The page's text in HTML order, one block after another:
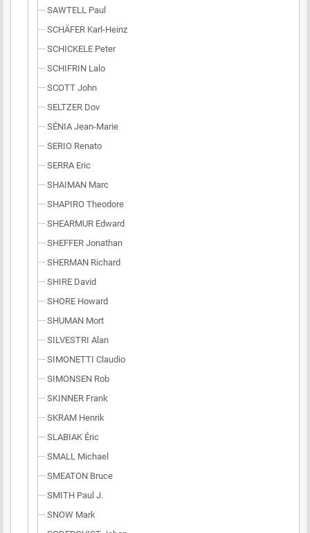
SAWTELL Paul
SCHÄFER Karl-Heinz
SCHICKELE Peter
SCHIFRIN Lalo
SCOTT John
SELTZER Dov
SÉNIA Jean-Marie
SERIO Renato
SERRA Eric
SHAIMAN Marc
SHAPIRO Theodore
SHEARMUR Edward
SHEFFER Jonathan
SHERMAN Richard
SHIRE David
SHORE Howard
SHUMAN Mort
SILVESTRI Alan
SIMONETTI Claudio
SIMONSEN Rob
SKINNER Frank
SKRAM Henrik
SLABIAK Éric
SMALL Michael
SMEATON Bruce
SMITH Paul J.
SNOW Mark